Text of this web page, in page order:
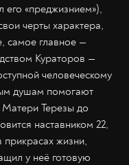
его «преджизнием»),
черты характера,
самое главное —
Кураторов —
человеческому
душам помогают
Матери Терезы до
наставником 22,
прикрасах жизни,
у неё готовую